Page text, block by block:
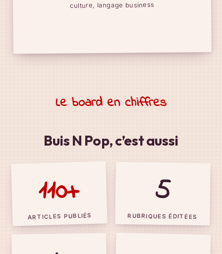
culture, langage business
Le board en chiffres
Buis N Pop, c’est aussi
110+
ARTICLES PUBLIÉS
5
RUBRIQUES ÉDITÉES